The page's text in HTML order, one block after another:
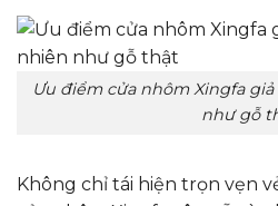
Ưu điểm cửa nhôm Xingfa
như gỗ
Không chỉ tái hiện trọn vẹn